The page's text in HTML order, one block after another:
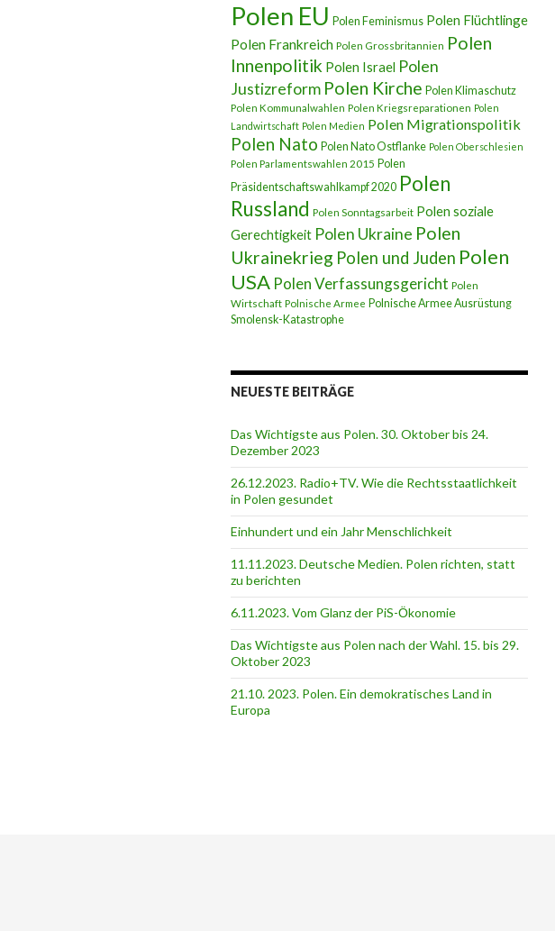
Polen EU Polen Feminismus Polen Flüchtlinge
Polen Frankreich Polen Grossbritannien Polen
Innenpolitik Polen Israel Polen
Justizreform Polen Kirche Polen Klimaschutz
Polen Kommunalwahlen Polen Kriegsreparationen Polen
Landwirtschaft Polen Medien Polen Migrationspolitik
Polen Nato Polen Nato Ostflanke Polen Oberschlesien
Polen Parlamentswahlen 2015 Polen
Präsidentschaftswahlkampf 2020 Polen
Russland Polen Sonntagsarbeit Polen soziale
Gerechtigkeit Polen Ukraine Polen
Ukrainekrieg Polen und Juden Polen
USA Polen Verfassungsgericht Polen
Wirtschaft Polnische Armee Polnische Armee Ausrüstung
Smolensk-Katastrophe
NEUESTE BEITRÄGE
Das Wichtigste aus Polen. 30. Oktober bis 24.
Dezember 2023
26.12.2023. Radio+TV. Wie die Rechtsstaatlichkeit
in Polen gesundet
Einhundert und ein Jahr Menschlichkeit
11.11.2023. Deutsche Medien. Polen richten, statt
zu berichten
6.11.2023. Vom Glanz der PiS-Ӧkonomie
Das Wichtigste aus Polen nach der Wahl. 15. bis 29.
Oktober 2023
21.10. 2023. Polen. Ein demokratisches Land in
Europa